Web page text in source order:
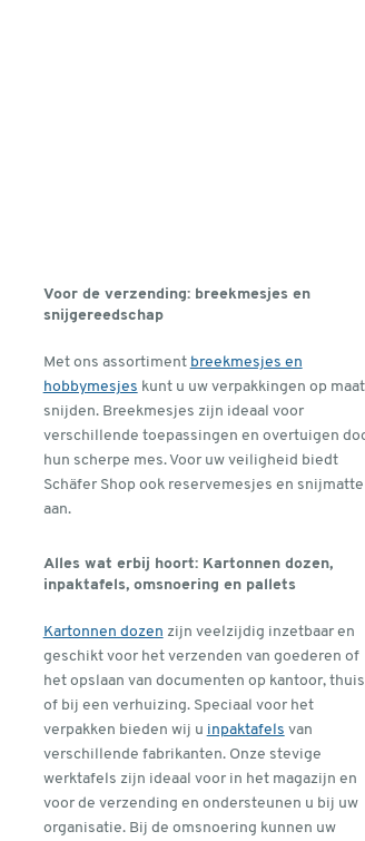
Voor de verzending: breekmesjes en
snijgereedschap
Met ons assortiment breekmesjes en
hobbymesjes kunt u uw verpakkingen op maat
snijden. Breekmesjes zijn ideaal voor
verschillende toepassingen en overtuigen
hun scherpe mes. Voor uw veiligheid biedt
Schäfer Shop ook reservemesjes en
aan.
Alles wat erbij hoort: Kartonnen dozen,
inpaktafels, omsnoering en pallets
Kartonnen dozen zijn veelzijdig inzetbaar en
geschikt voor het verzenden van goederen of
het opslaan van documenten op kantoor, thuis
of bij een verhuizing. Speciaal voor het
verpakken bieden wij u inpaktafels van
verschillende fabrikanten. Onze stevige
werktafels zijn ideaal voor in het magazijn en
voor de verzending en ondersteunen u bij uw
organisatie. Bij de omsnoering kunnen uw